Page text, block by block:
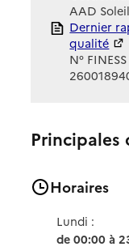
AAD Soleil
Rapport
Dernier
qualité
N° FINESS
Principales
Horaires
Lundi :
de 00:00 à